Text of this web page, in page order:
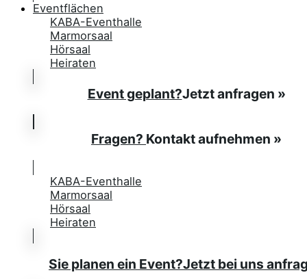
Eventflächen
KABA-Eventhalle
Marmorsaal
Hörsaal
Heiraten
Event geplant?Jetzt anfragen »
Fragen? Kontakt aufnehmen »
KABA-Eventhalle
Marmorsaal
Hörsaal
Heiraten
Sie planen ein Event?Jetzt bei uns